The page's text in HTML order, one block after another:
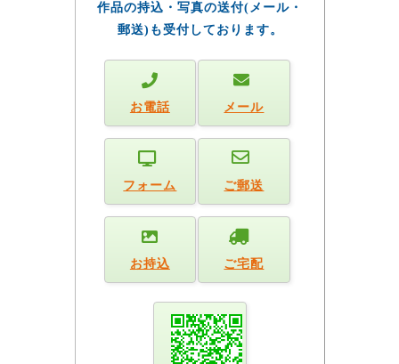
作品の持込・写真の送付(メール・
郵送)も受付しております。
お電話 メール
フォーム ご郵送
お持込 ご宅配